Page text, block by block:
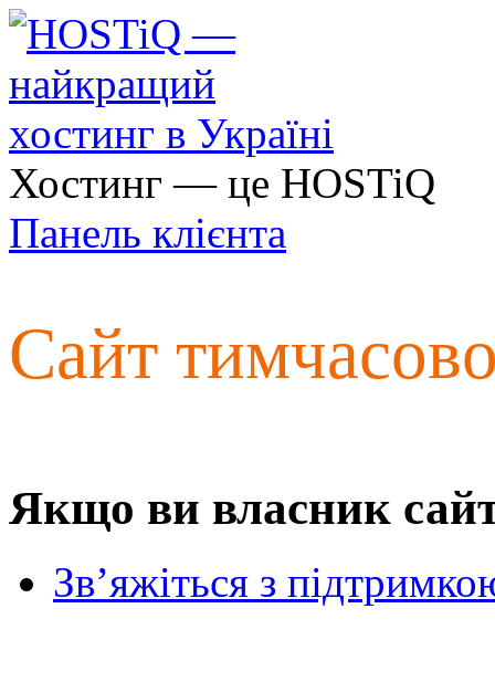
Хостинг — це HOSTiQ
Панель клієнта
Сайт
Якщо ви власник
Зв’яжіться з